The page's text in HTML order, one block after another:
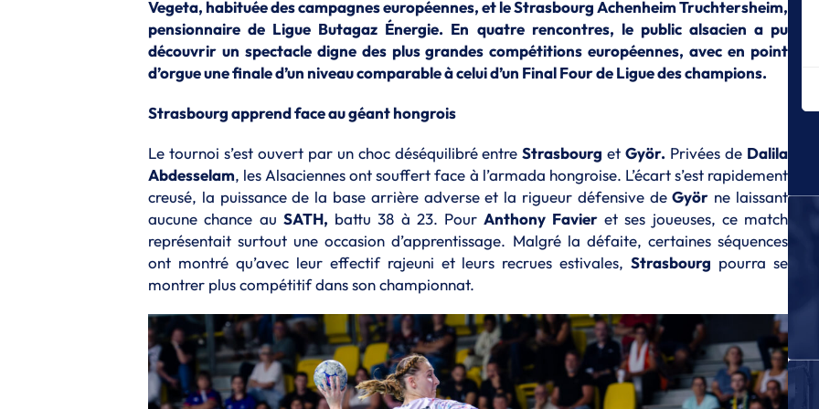
Vegeta, habituée des campagnes européennes, et le Strasbourg Achenheim Truchtersheim,
pensionnaire de Ligue Butagaz Énergie. En quatre rencontres, le public alsacien a pu
découvrir un spectacle digne des plus grandes compétitions européennes, avec en point
d’orgue une finale d’un niveau comparable à celui d’un Final Four de Ligue des champions.
Strasbourg apprend face au géant hongrois
Le tournoi s’est ouvert par un choc déséquilibré entreStrasbourg etGyör. Privées de Dalila
Abdesselam, les Alsaciennes ont souffert face à l’armada hongroise. L’écart s’est rapidement
creusé, la puissance de la base arrière adverse et la rigueur défensive deGyör ne laissant
aucune chance au SATH, battu 38 à 23. PourAnthony Favieret ses joueuses, ce match
représentait surtout une occasion d’apprentissage. Malgré la défaite, certaines séquences
ont montré qu’avec leur effectif rajeuni et leurs recrues estivales,Strasbourg pourra se
montrer plus compétitif dans son championnat.